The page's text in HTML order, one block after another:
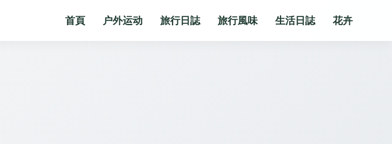
首頁 户外运动 旅行日誌 旅行風味 生活日誌 花卉